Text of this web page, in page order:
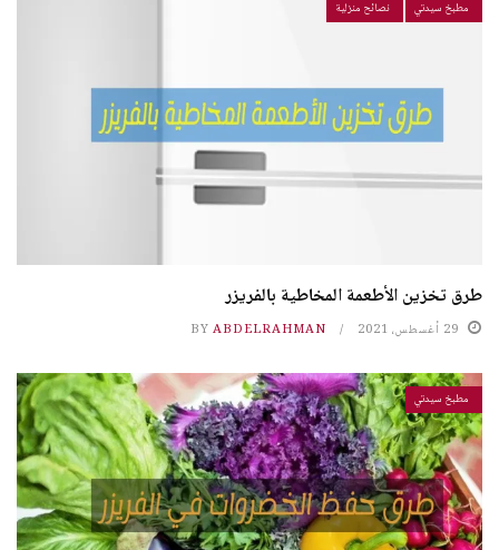
مطبخ سيدتي نصائح منزلية
طرق تخزين الأطعمة المخاطية بالفريزر
29 أغسطس، 2021 BY ABDELRAHMAN
مطبخ سيدتي